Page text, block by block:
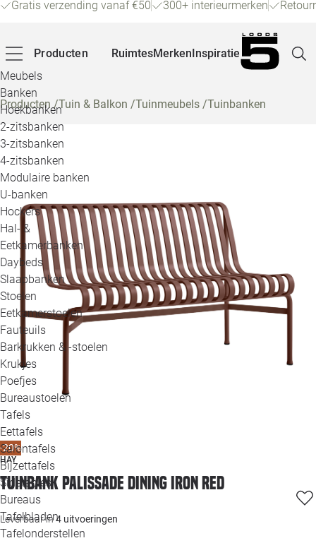
Gratis verzending vanaf €50 300+ interieurmerken
Producten
Meubels
Banken
Hoekbanken
2-zitsbanken
3-zitsbanken
4-zitsbanken
Modulaire banken
U-banken
Hockers
Hal- &
Eetkamerbanken
Daybeds
Slaapbanken
Stoelen
Eetkamerstoelen
Fauteuils
Barkrukken & -stoelen
Krukjes
Poefjes
Bureaustoelen
Tafels
Eettafels
Salontafels
Bijzettafels
Sidetables
Bureaus
Tafelbladen
Tafelonderstellen
RuimtesMerkenInspiratie
Producten/Tuin & Balkon /Tuinmeubels /Tuinbanken
-20%
HAY
Tuinbank Palissade Dining iron red
Leverbaar in4 uitvoeringen